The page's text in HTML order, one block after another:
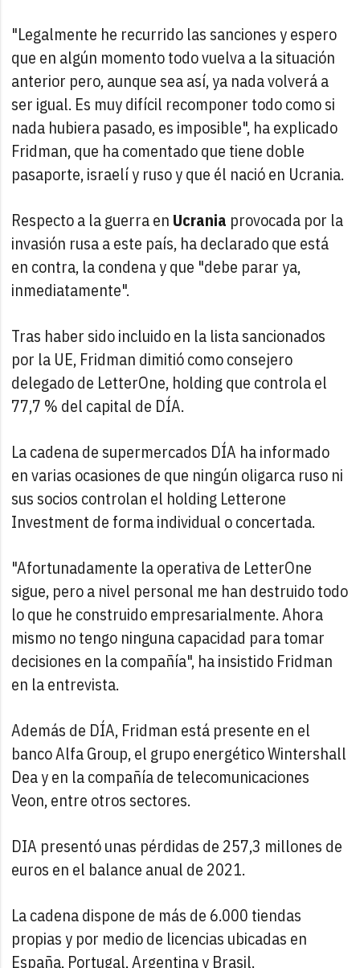
"Legalmente he recurrido las sanciones y espero
que en algún momento todo vuelva a la situación
anterior pero, aunque sea así, ya nada volverá a
ser igual. Es muy difícil recomponer todo como si
nada hubiera pasado, es imposible", ha explicado
Fridman, que ha comentado que tiene doble
pasaporte, israelí y ruso y que él nació en Ucrania.
Respecto a la guerra en Ucrania provocada por la
invasión rusa a este país, ha declarado que está
en contra, la condena y que "debe parar ya,
inmediatamente".
Tras haber sido incluido en la lista sancionados
por la UE, Fridman dimitió como consejero
delegado de LetterOne, holding que controla el
77,7 % del capital de DÍA.
La cadena de supermercados DÍA ha informado
en varias ocasiones de que ningún oligarca ruso ni
sus socios controlan el holding Letterone
Investment de forma individual o concertada.
"Afortunadamente la operativa de LetterOne
sigue, pero a nivel personal me han destruido todo
lo que he construido empresarialmente. Ahora
mismo no tengo ninguna capacidad para tomar
decisiones en la compañía", ha insistido Fridman
en la entrevista.
Además de DÍA, Fridman está presente en el
banco Alfa Group, el grupo energético Wintershall
Dea y en la compañía de telecomunicaciones
Veon, entre otros sectores.
DIA presentó unas pérdidas de 257,3 millones de
euros en el balance anual de 2021.
La cadena dispone de más de 6.000 tiendas
propias y por medio de licencias ubicadas en
España, Portugal, Argentina y Brasil.